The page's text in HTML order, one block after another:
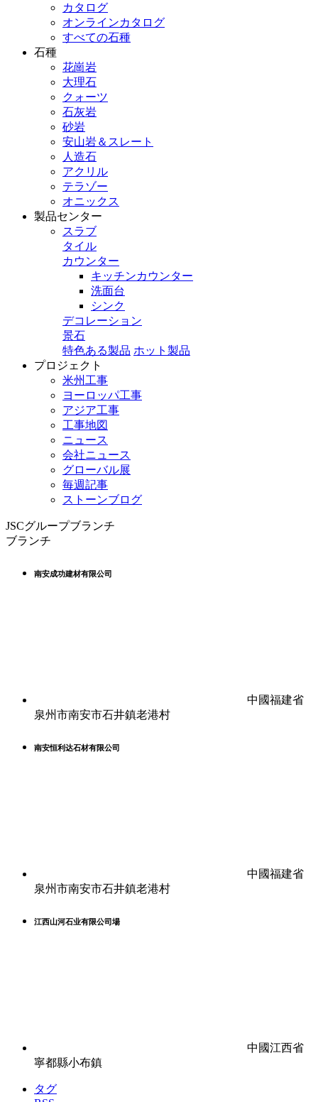
カタログ
オンラインカタログ
すべての石種
石種
花崗岩
大理石
クォーツ
石灰岩
砂岩
安山岩＆スレート
人造石
アクリル
テラゾー
オニックス
製品センター
スラブ
タイル
カウンター
キッチンカウンター
洗面台
シンク
デコレーション
景石
特色ある製品 ホット製品
プロジェクト
米州工事
ヨーロッパ工事
アジア工事
工事地図
ニュース
会社ニュース
グローバル展
毎週記事
ストーンブログ
JSCグループブランチ
ブランチ
南安成功建材有限公司
中國福建省
泉州市南安市石井鎮老港村
南安恒利达石材有限公司
中國福建省
泉州市南安市石井鎮老港村
江西山河石业有限公司場
中國江西省
寧都縣小布鎮
タグ